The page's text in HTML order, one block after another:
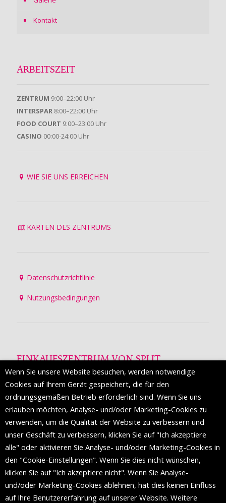
Kontakt
ARBEITSZEIT
ZENTRUM 9:00–22:00 Uhr
INTERSPAR 8:00–22:00 Uhr
FOOD COURT 9:00–23:00 Uhr
CASINO 00:00-24:00 Uhr
WIE SIE UNS ERREICHEN
KARTEN DES ZENTRUMS
Datenschutzrichtlinie
Nutzungsbedingungen
EINKAUFSZENTRUM VON SPLIT
ist ein prestigeträchtiges Einkaufsziel mit
etwa 200 Einzelhandelsmarken und einer Reihe von
Weltmodemarken, die zum ersten Mal in Split erscheinen.
FOLGEN SIE UNS
Wenn Sie unsere Website besuchen, werden notwendige
Cookies auf Ihrem Gerät gespeichert, die für den
ordnungsgemäßen Betrieb erforderlich sind. Wenn Sie uns
erlauben möchten, Analyse- und/oder Marketing-Cookies zu
verwenden, um die Qualität der Website zu verbessern und
unser Geschäft zu verbessern, klicken Sie auf "Ich akzeptiere
alle" oder aktivieren Sie Analyse- und/oder Marketing-Cookies in
den "Cookie-Einstellungen". Wenn Sie dies nicht wünschen,
klicken Sie auf "Ich akzeptiere nicht". Wenn Sie Analyse-
und/oder Marketing-Cookies ablehnen, hat dies keinen Einfluss
auf Ihre Benutzererfahrung auf unserer Website. Weitere